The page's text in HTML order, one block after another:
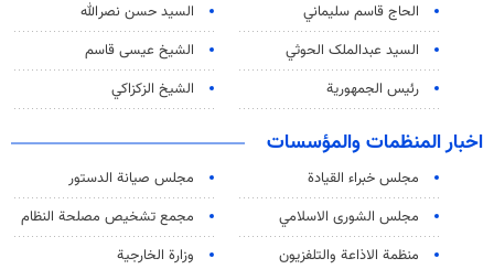
الحاج قاسم سليماني
السيد حسن نصرالله
السید عبدالملک الحوثي
الشيخ عيسى قاسم
رئيس الجمهورية
الشيخ الزكزاكي
اخبار المنظمات والمؤسسات
مجلس خبراء القيادة
مجلس صيانة الدستور
مجلس الشورى الاسلامي
مجمع تشخيص مصلحة النظام
منظمة الاذاعة والتلفزیون
وزارة الخارجية